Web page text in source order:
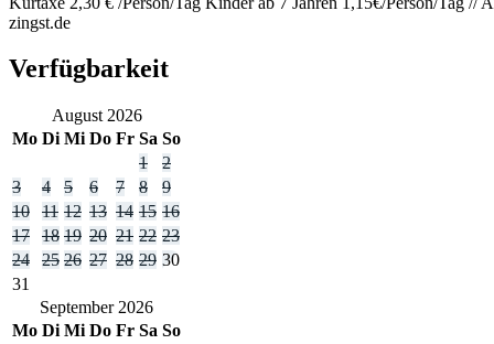
zingst.de
Verfügbarkeit
August 2026
Mo Di Mi Do Fr Sa So
1
2
3
4 5 6 7 8
9
10
11 12 13 14 15 16
17
18 19 20 21 22 23
24
25 26 27 28 29 30
31
September 2026
Mo Di Mi Do Fr Sa So